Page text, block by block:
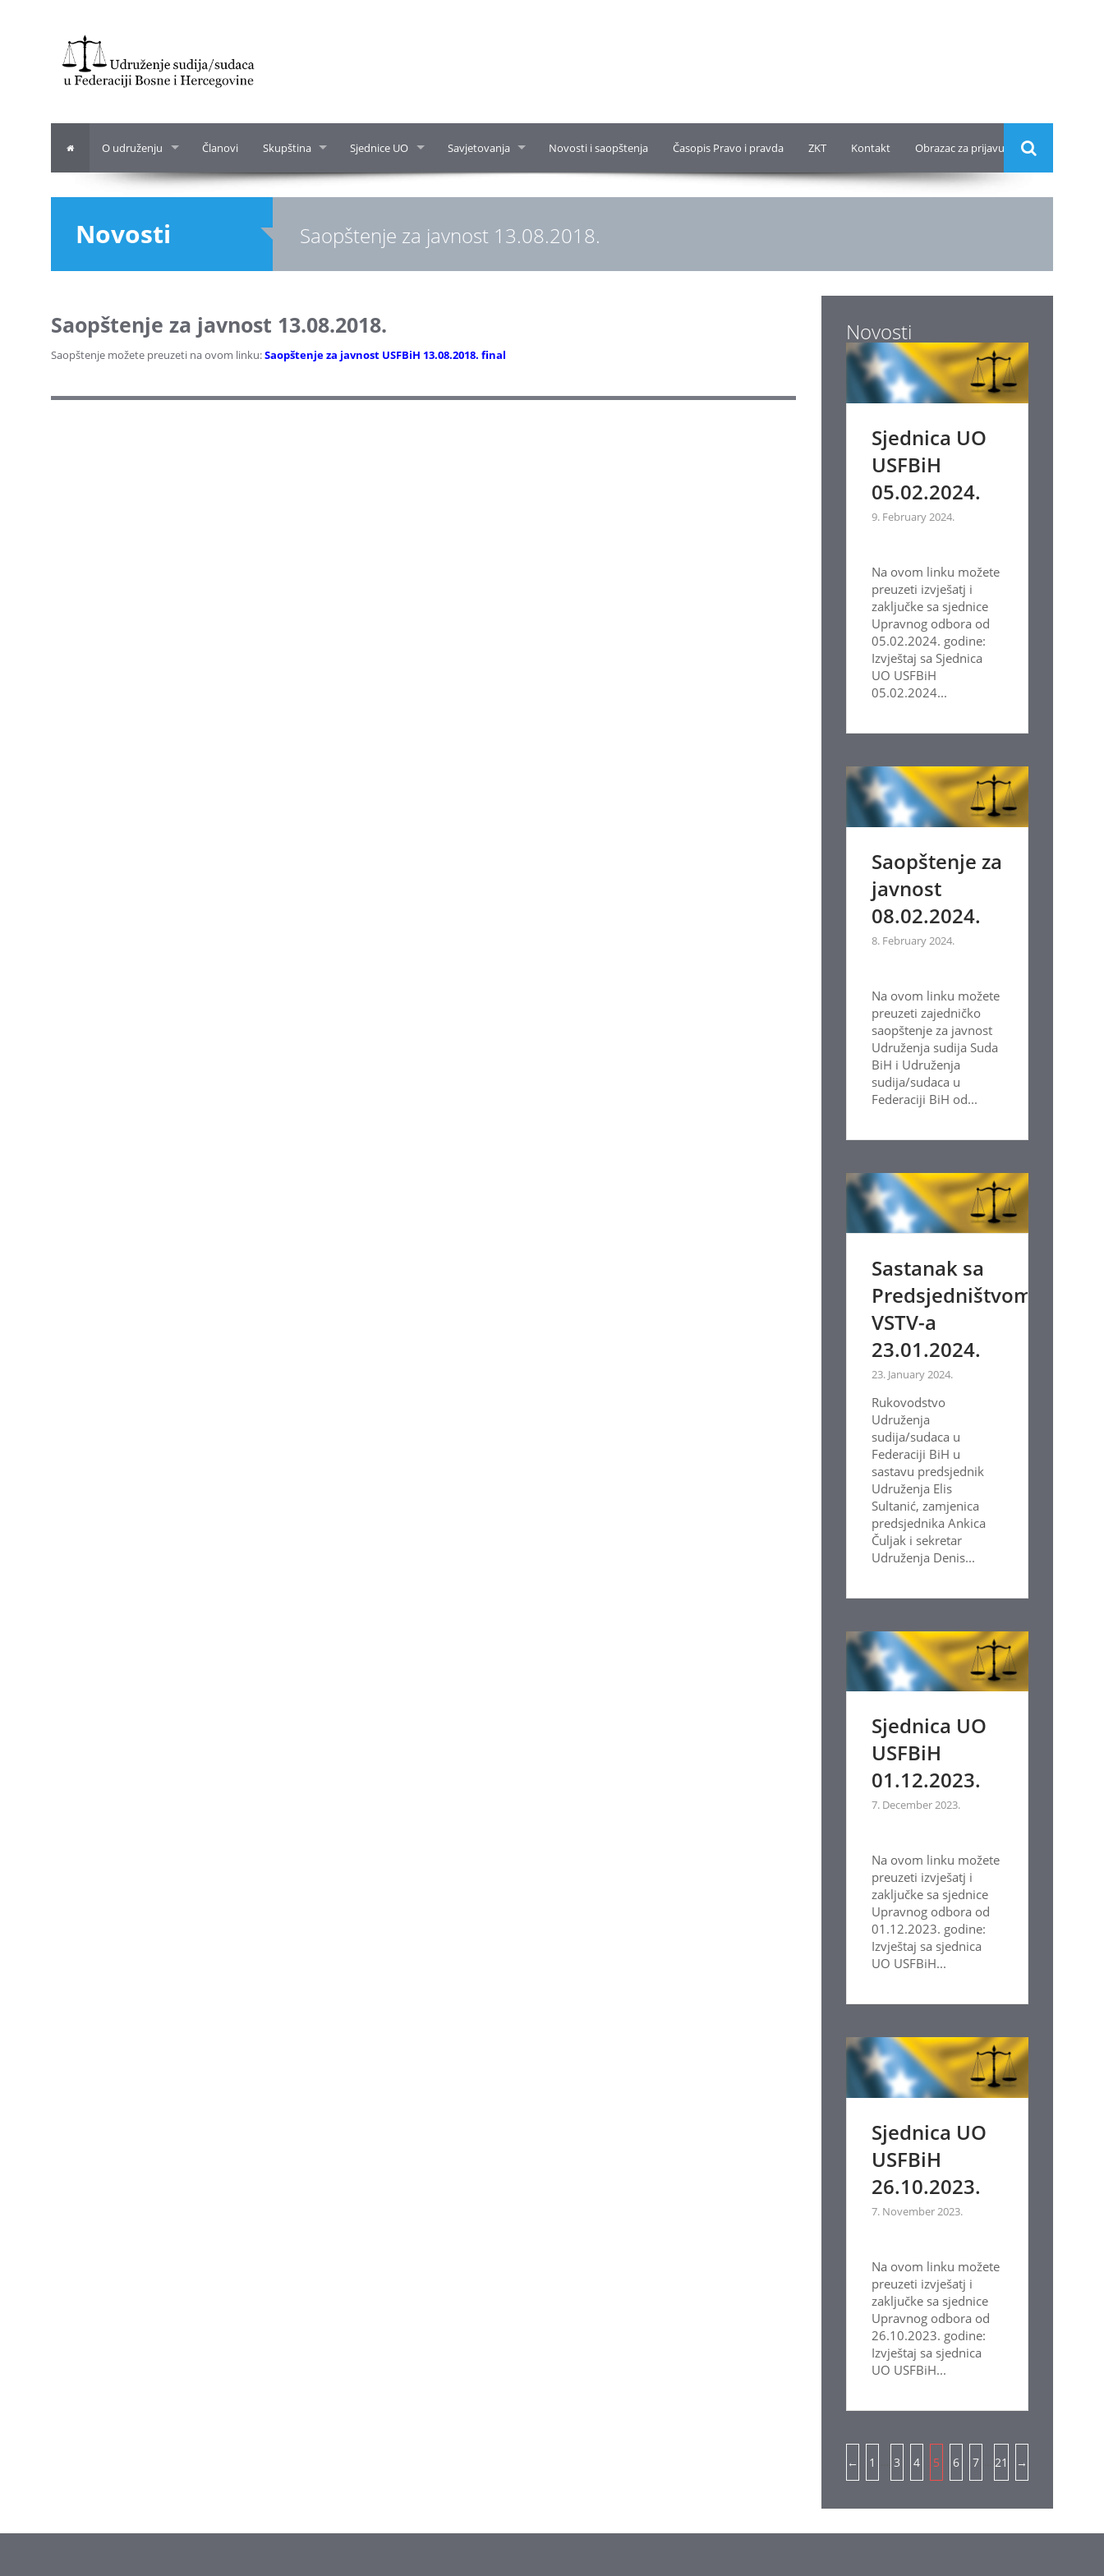
O udruženju Članovi Skupština Sjednice UO Savjetovanja Novosti i saopštenja Časopis Pravo i pravda ZKT Kontakt Obrazac za prijavu
Novosti Saopštenje za javnost 13.08.2018.
Saopštenje za javnost 13.08.2018.
Saopštenje možete preuzeti na ovom linku:Saopštenje za javnost USFBiH 13.08.2018. final
Novosti
Sjednica UO
USFBiH
05.02.2024.
9. February 2024.
Na ovom linku možete
preuzeti izvješatj i
zaključke sa sjednice
Upravnog odbora od
05.02.2024. godine:
Izvještaj sa Sjednica
UO USFBiH
05.02.2024...
Saopštenje za
javnost
08.02.2024.
8. February 2024.
Na ovom linku možete
preuzeti zajedničko
saopštenje za javnost
Udruženja sudija Suda
BiH i Udruženja
sudija/sudaca u
Federaciji BiH od...
Sastanak sa
Predsjedništvom
VSTV-a
23.01.2024.
23. January 2024.
Rukovodstvo
Udruženja
sudija/sudaca u
Federaciji BiH u
sastavu predsjednik
Udruženja Elis
Sultanić, zamjenica
predsjednika Ankica
Čuljak i sekretar
Udruženja Denis...
Sjednica UO
USFBiH
01.12.2023.
7. December 2023.
Na ovom linku možete
preuzeti izvješatj i
zaključke sa sjednice
Upravnog odbora od
01.12.2023. godine:
Izvještaj sa sjednica
UO USFBiH...
Sjednica UO
USFBiH
26.10.2023.
7. November 2023.
Na ovom linku možete
preuzeti izvješatj i
zaključke sa sjednice
Upravnog odbora od
26.10.2023. godine:
Izvještaj sa sjednica
UO USFBiH...
Pagination
← 1 3 4 5 6 7 21 →